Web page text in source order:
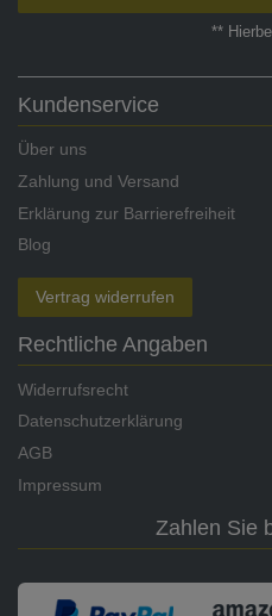
**
Kundenservice
Über uns
Zahlung und Versand
Erklärung zur Barrierefreiheit
Blog
Vertrag widerrufen
Rechtliche Angaben
Widerrufsrecht
Datenschutzerklärung
AGB
Impressum
Zahlen Sie